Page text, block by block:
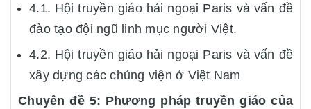
4.1. Hội truyền giáo hải ngoại Paris và vấn đề
đào tạo đội ngũ linh mục người Việt.
4.2. Hội truyền giáo hải ngoại Paris và vấn đề
xây dựng các chủng viện ở Việt Nam
Chuyên đề 5: Phương pháp truyền giáo của